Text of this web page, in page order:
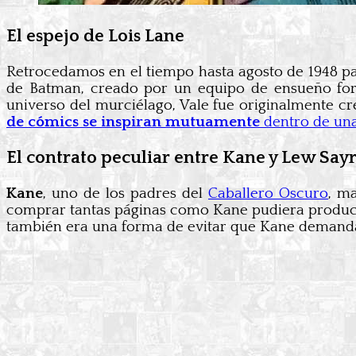
El espejo de Lois Lane
Retrocedamos en el tiempo hasta agosto de
de Batman, creado por un equipo de ensueño
universo del murciélago, Vale fue originalmente
de cómics se inspiran mutuamente dentro de
El contrato peculiar entre Kane y Lew
Kane, uno de los padres del Caballero Oscuro,
comprar tantas páginas como Kane pudiera
también era una forma de evitar que Kane